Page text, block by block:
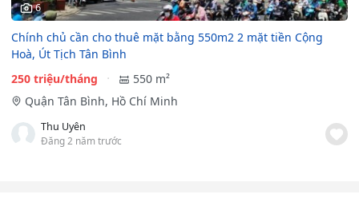
6
Chính chủ cần cho thuê mặt bằng 550m2 2 mặt tiền Cộng
Hoà, Út Tịch Tân Bình
250 triệu/tháng
550 m²
Quận Tân Bình, Hồ Chí Minh
Thu Uyên
Đăng 2 năm trước